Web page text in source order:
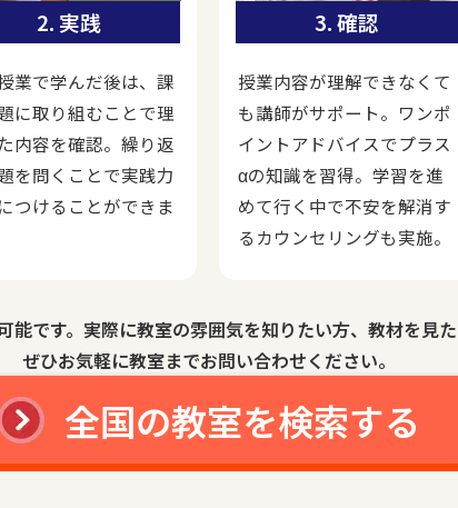
2. 実践
業で学んだ後は、課
に取り組むことで理
内容を確認。繰り返
を問くことで実践力
つけることができま
3. 確認
授業内容が理解できなくて
も講師がサポート。ワンポ
イントアドバイスでプラス
αの知識を習得。学習を進
めて行く中で不安を解消す
るカウンセリングも実施。
能です。 実際に教室の雰囲気を知りたい方、教材を見
ぜひお気軽に教室までお問い合わせください。
全国の教室を検索する